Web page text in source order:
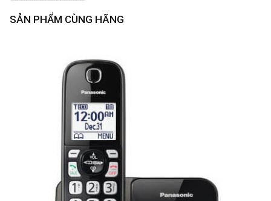
SẢN PHẨM CÙNG HÃNG